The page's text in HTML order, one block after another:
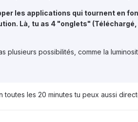
les applications qui tournent en
Là, tu as 4 "onglets"
possibilités, comme la
les 20 minutes tu peux aussi